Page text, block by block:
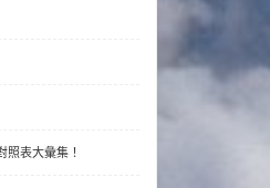
表大彙集！